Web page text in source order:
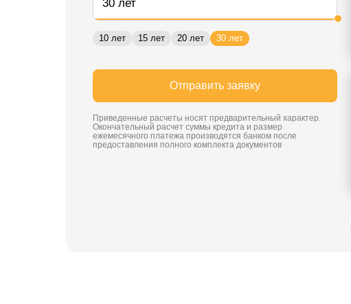
10 лет 15 лет 20 лет 30 лет
Отправить заявку
Приведенные расчеты носят предварительный характер.
Окончательный расчет суммы кредита и размер
ежемесячного платежа производятся банком после
предоставления полного комплекта документов